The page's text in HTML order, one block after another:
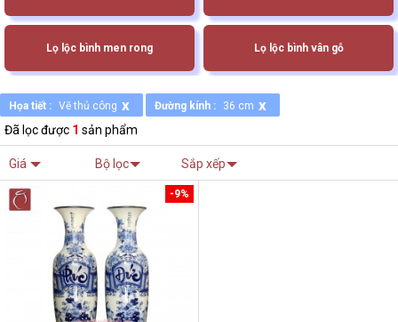
Lọ lộc bình men rong Lọ lộc bình vân gỗ
Họa tiết : Vẽ thủ công x Đường kính : 36 cm x
Đã lọc được 1 sản phẩm
Giá Bộ lọc Sắp xếp
-9%